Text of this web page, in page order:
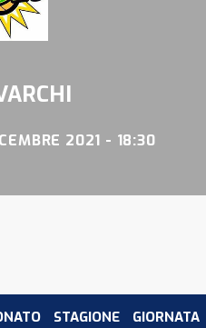
2021 - 18:30
STAGIONE GIORNATA